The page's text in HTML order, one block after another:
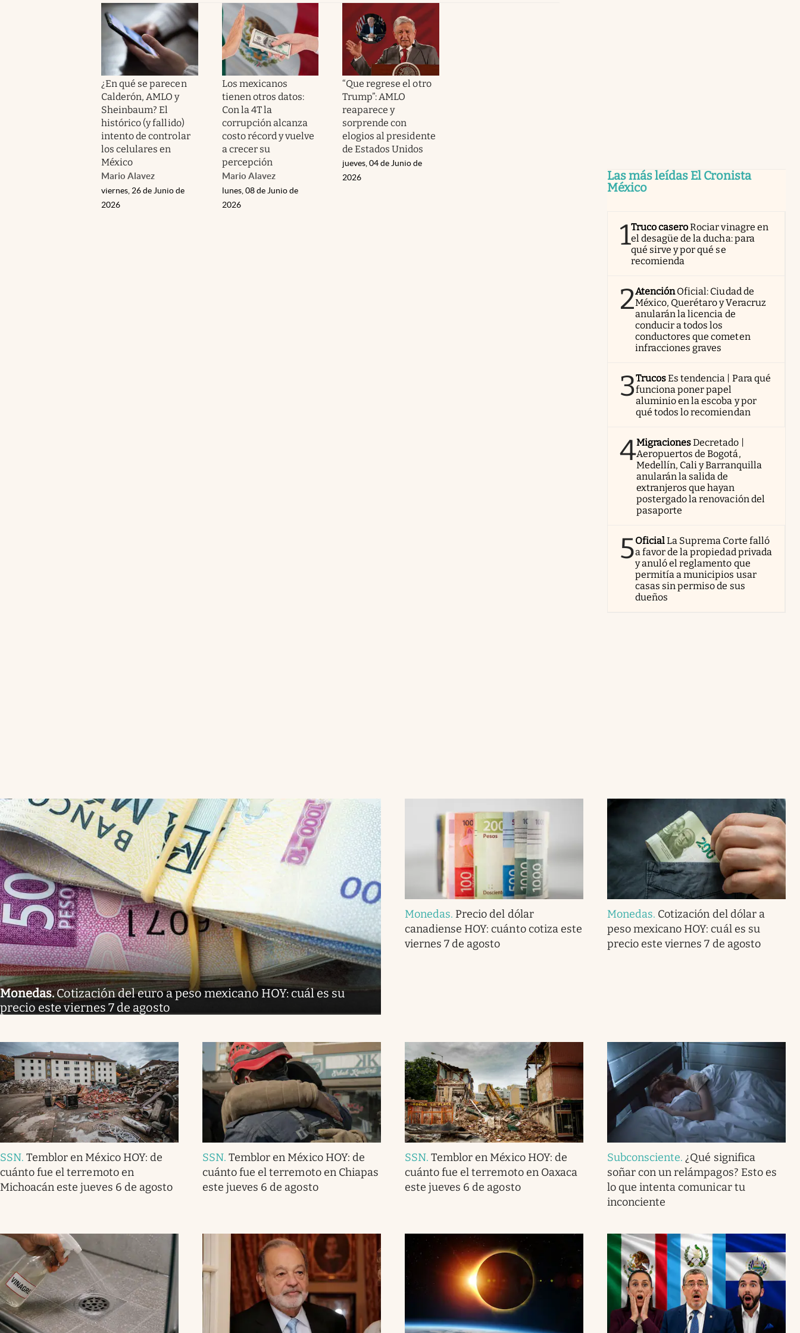
¿En qué se parecen
Calderón, AMLO y
Sheinbaum? El
histórico (y fallido)
intento de controlar
los celulares en
México
Mario Alavez
viernes, 26 de Junio de
2026
Los mexicanos
tienen otros datos:
Con la 4T la
corrupción alcanza
costo récord y vuelve
a crecer su
percepción
Mario Alavez
lunes, 08 de Junio de
2026
“Que regrese el otro
Trump”: AMLO
reaparece y
sorprende con
elogios al presidente
de Estados Unidos
jueves, 04 de Junio de
2026
Las más leídas El Cronista
México
1Truco caseroRociar vinagre en
el desagüe de la ducha: para
qué sirve y por qué se
recomienda
2AtenciónOficial: Ciudad de
México, Querétaro y Veracruz
anularán la licencia de
conducir a todos los
conductores que cometen
infracciones graves
3TrucosEs tendencia | Para qué
funciona poner papel
aluminio en la escoba y por
qué todos lo recomiendan
4MigracionesDecretado |
Aeropuertos de Bogotá,
Medellín, Cali y Barranquilla
anularán la salida de
extranjeros que hayan
postergado la renovación del
pasaporte
5OficialLa Suprema Corte falló
a favor de la propiedad privada
y anuló el reglamento que
permitía a municipios usar
casas sin permiso de sus
dueños
Monedas.Cotización del euro a peso mexicano HOY: cuál es su
precio este viernes 7 de agosto
Monedas. Precio del dólar
canadiense HOY: cuánto cotiza este
viernes 7 de agosto
Monedas. Cotización del dólar a
peso mexicano HOY: cuál es su
precio este viernes 7 de agosto
SSN.Temblor en México HOY: de
cuánto fue el terremoto en
Michoacán este jueves 6 de agosto
SSN.Temblor en México HOY: de
cuánto fue el terremoto en Chiapas
este jueves 6 de agosto
SSN.Temblor en México HOY: de
cuánto fue el terremoto en Oaxaca
este jueves 6 de agosto
Subconsciente. ¿Qué significa
soñar con un relámpagos? Esto es
lo que intenta comunicar tu
inconciente